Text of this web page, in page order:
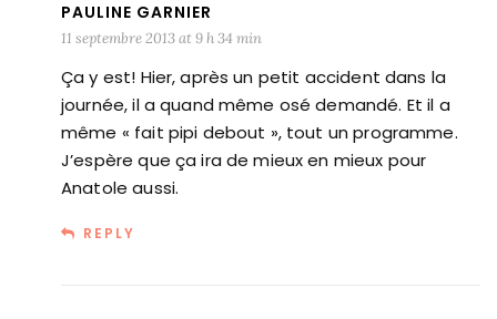
PAULINE GARNIER
11 septembre 2013 at 9 h 34 min
Ça y est! Hier, après un petit accident dans la
journée, il a quand même osé demandé. Et il a
même « fait pipi debout », tout un programme.
J’espère que ça ira de mieux en mieux pour
Anatole aussi.
REPLY